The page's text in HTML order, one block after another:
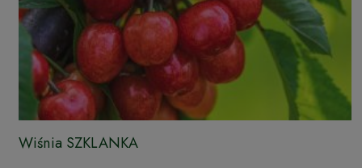
Wiśnia SZKLANKA